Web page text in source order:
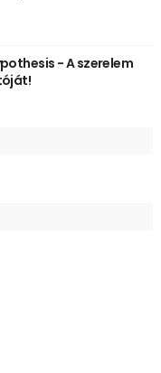
- A szerelem